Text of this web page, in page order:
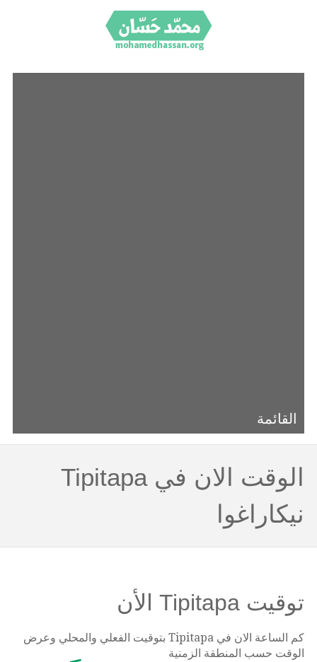
القائمة
الوقت الان في Tipitapa
نيكاراغوا
توقيت Tipitapa الأن
كم الساعة الان في Tipitapa بتوقيت الفعلي والمحلي وعرض
الوقت حسب المنطقة الزمنية